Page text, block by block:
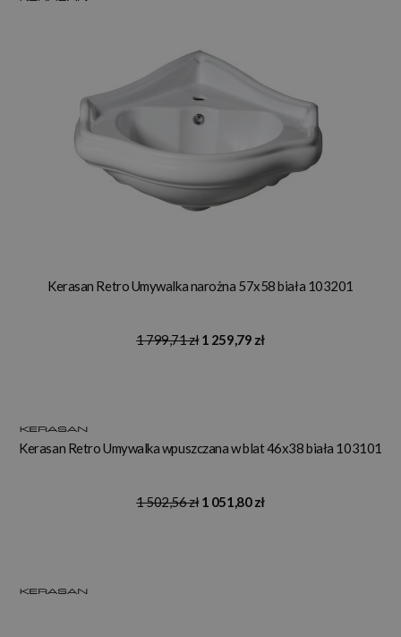
Kerasan Retro Umywalka narożna 57x58 biała 103201
1 799,71 zł 1 259,79 zł
Kerasan Retro Umywalka wpuszczana w blat 46x38 biała 103101
1 502,56 zł 1 051,80 zł